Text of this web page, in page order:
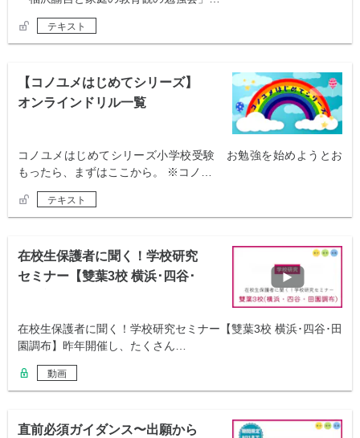
テキスト
【コノユメはじめてシリーズ】
オンラインドリル一覧
コノユメはじめてシリーズ小学校受験 お勉強を始めようとお
もったら、まずはここから。 ※コノ…
テキスト
在校生保護者に聞く！学校研究
セミナー【雙葉3校 横浜･四谷･
在校生保護者に聞く！学校研究セミナー【雙葉3校 横浜･四谷･田
園調布】昨年開催し、たくさん…
動画
直前必須ガイダンス〜出願から